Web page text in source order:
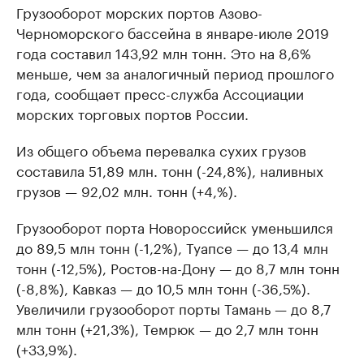
Грузооборот морских портов Азово-
Черноморского бассейна в январе-июле 2019
года составил 143,92 млн тонн. Это на 8,6%
меньше, чем за аналогичный период прошлого
года, сообщает пресс-служба Ассоциации
морских торговых портов России.
Из общего объема перевалка сухих грузов
составила 51,89 млн. тонн (-24,8%), наливных
грузов — 92,02 млн. тонн (+4,%).
Грузооборот порта Новороссийск уменьшился
до 89,5 млн тонн (-1,2%), Туапсе — до 13,4 млн
тонн (-12,5%), Ростов-на-Дону — до 8,7 млн тонн
(-8,8%), Кавказ — до 10,5 млн тонн (-36,5%).
Увеличили грузооборот порты Тамань — до 8,7
млн тонн (+21,3%), Темрюк — до 2,7 млн тонн
(+33,9%).